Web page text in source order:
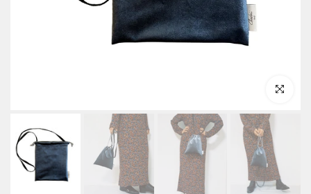
Click to